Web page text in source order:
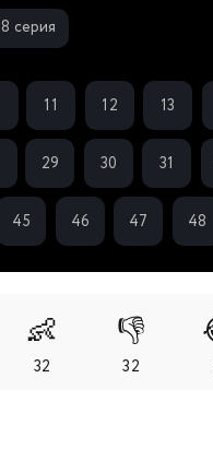
серия
11 12 13
29 30 31
45 46 47 48
👶
32
👎
32